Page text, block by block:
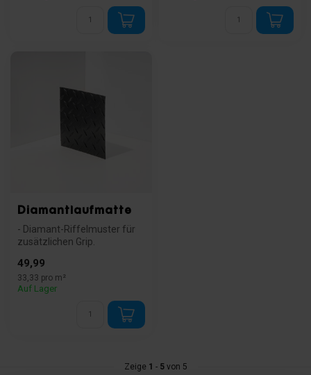
Diamantlaufmatte
- Diamant-Riffelmuster für
zusätzlichen Grip.
Gummi, 65 ...
49,99
33,33 pro m²
Auf Lager
Zeige 1 - 5von 5